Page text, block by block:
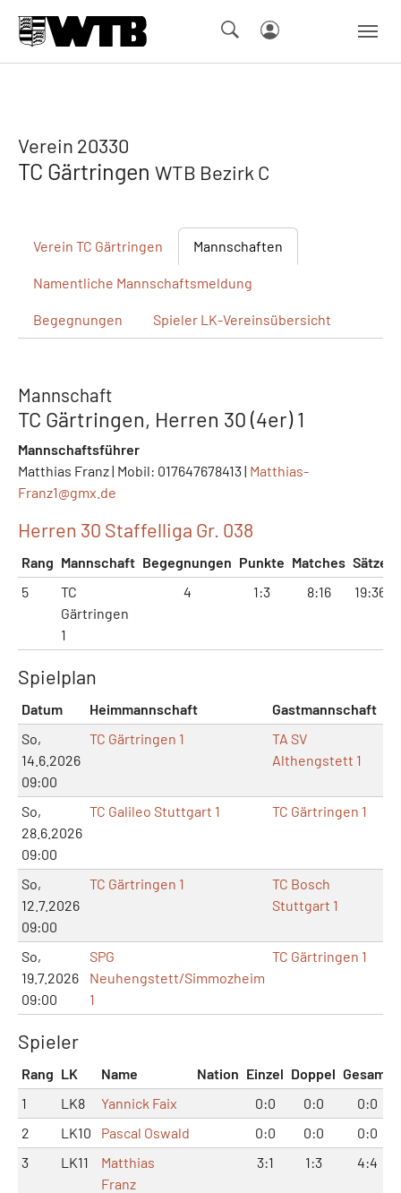
Verein 20330
TC Gärtringen WTB Bezirk C
Verein TC Gärtringen Mannschaften
Namentliche Mannschaftsmeldung
Begegnungen Spieler LK-Vereinsübersicht
Mannschaft
TC Gärtringen, Herren 30 (4er) 1
Mannschaftsführer
Matthias Franz | Mobil: 017647678413 | Matthias-
Franz1@gmx.de
Herren 30 Staffelliga Gr. 038
Rang Mannschaft Begegnungen Punkte Matches Sätze
5
TC
Gärtringen
1
4 1:3 8:16 19:36
Spielplan
Datum Heimmannschaft Gastmannschaft
So,
14.6.2026
09:00
TC Gärtringen 1
TA SV
Althengstett 1
So,
28.6.2026
09:00
TC Galileo Stuttgart 1 TC Gärtringen 1
So,
12.7.2026
09:00
TC Gärtringen 1
TC Bosch
Stuttgart 1
So,
19.7.2026
09:00
SPG
Neuhengstett/Simmozheim
1
TC Gärtringen 1
Spieler
Rang LK Name Nation Einzel Doppel Gesamt
1
LK8 Yannick Faix 0:0 0:0
0:0
2
LK10 Pascal Oswald 0:0 0:0
0:0
3
LK11
Matthias
Franz
3:1 1:3 4:4